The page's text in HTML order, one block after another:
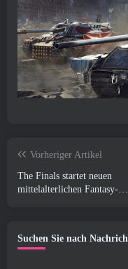
Vorheriger Artikel
The Finals startet neuen
mittelalterlichen Fantasy-
Suchen Sie nach